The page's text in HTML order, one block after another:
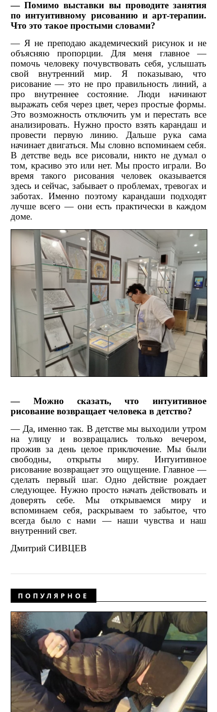
— Помимо выставки вы проводите занятия
по интуитивному рисованию и арт-терапии.
Что это такое простыми словами?
— Я не преподаю академический рисунок и не
объясняю пропорции. Для меня главное —
помочь человеку почувствовать себя, услышать
свой внутренний мир. Я показываю, что
рисование — это не про правильность линий, а
про внутреннее состояние. Люди начинают
выражать себя через цвет, через простые формы.
Это возможность отключить ум и перестать все
анализировать. Нужно просто взять карандаш и
провести первую линию. Дальше рука сама
начинает двигаться. Мы словно вспоминаем себя.
В детстве ведь все рисовали, никто не думал о
том, красиво это или нет. Мы просто играли. Во
время такого рисования человек оказывается
здесь и сейчас, забывает о проблемах, тревогах и
заботах. Именно поэтому карандаши подходят
лучше всего — они есть практически в каждом
доме.
— Можно сказать, что интуитивное
рисование возвращает человека в детство?
— Да, именно так. В детстве мы выходили утром
на улицу и возвращались только вечером,
прожив за день целое приключение. Мы были
свободны, открыты миру. Интуитивное
рисование возвращает это ощущение. Главное —
сделать первый шаг. Одно действие рождает
следующее. Нужно просто начать действовать и
доверять себе. Мы открываемся миру и
вспоминаем себя, раскрываем то забытое, что
всегда было с нами — наши чувства и наш
внутренний свет.
Дмитрий СИВЦЕВ
ПОПУЛЯРНОЕ